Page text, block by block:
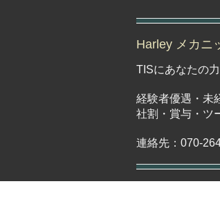
Harley メカニ
TISにあなたの
経験者優遇・未
社割・賞与・ツ
連絡先：070-